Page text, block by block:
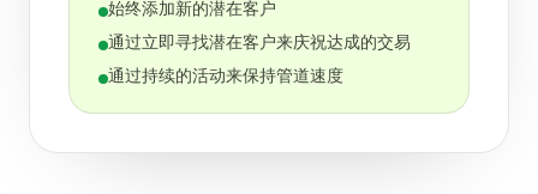
始终添加新的潜在客户
通过立即寻找潜在客户来庆祝达成的交易
通过持续的活动来保持管道速度